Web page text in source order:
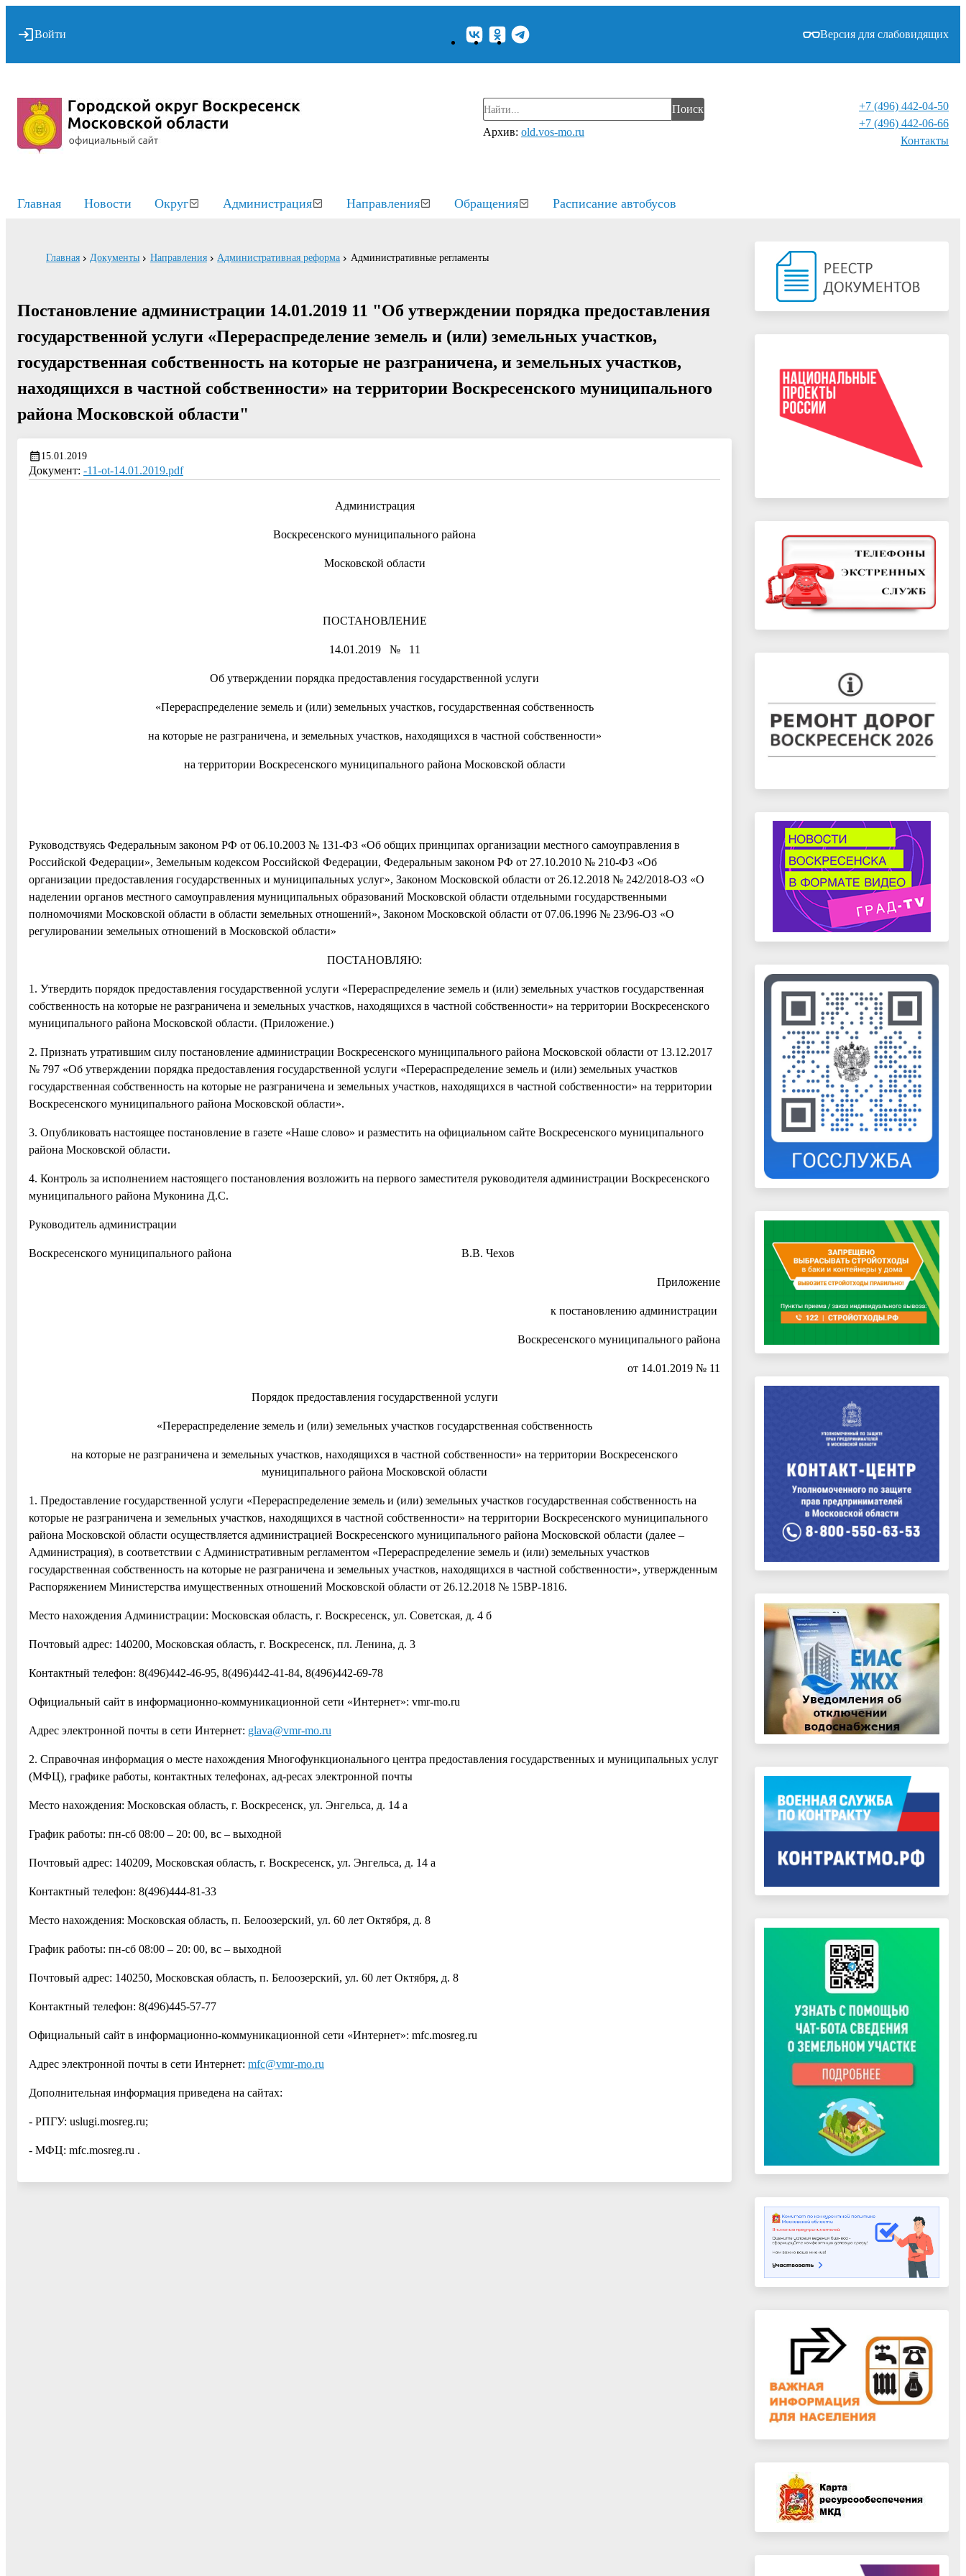
Войти Версия для слабовидящих
Поиск
Архив: old.vos-mo.ru
+7 (496) 442-04-50
+7 (496) 442-06-66
Контакты⁠
Главная Новости Округ Администрация Направления Обращения Расписание автобусов
Главная Документы Направления Административная реформа Административные регламенты
Постановление администрации 14.01.2019 11 "Об утверждении порядка предоставления
государственной услуги «Перераспределение земель и (или) земельных участков,
государственная собственность на которые не разграничена, и земельных участков,
находящихся в частной собственности» на территории Воскресенского муниципального
района Московской области"
15.01.2019
Документ: -11-ot-14.01.2019.pdf
Администрация
Воскресенского муниципального района
Московской области
ПОСТАНОВЛЕНИЕ
14.01.2019 № 11
Об утверждении порядка предоставления государственной услуги
«Перераспределение земель и (или) земельных участков, государственная собственность
на которые не разграничена, и земельных участков, находящихся в частной собственности»
на территории Воскресенского муниципального района Московской области
Руководствуясь Федеральным законом РФ от 06.10.2003 № 131-ФЗ «Об общих принципах организации местного самоуправления в
Российской Федерации», Земельным кодексом Российской Федерации, Федеральным законом РФ от 27.10.2010 № 210-ФЗ «Об
организации предоставления государственных и муниципальных услуг», Законом Московской области от 26.12.2018 № 242/2018-ОЗ «О
наделении органов местного самоуправления муниципальных образований Московской области отдельными государственными
полномочиями Московской области в области земельных отношений», Законом Московской области от 07.06.1996 № 23/96-ОЗ «О
регулировании земельных отношений в Московской области»
ПОСТАНОВЛЯЮ:
1. Утвердить порядок предоставления государственной услуги «Перераспределение земель и (или) земельных участков государственная
собственность на которые не разграничена и земельных участков, находящихся в частной собственности» на территории Воскресенского
муниципального района Московской области. (Приложение.)
2. Признать утратившим силу постановление администрации Воскресенского муниципального района Московской области от 13.12.2017
№ 797 «Об утверждении порядка предоставления государственной услуги «Перераспределение земель и (или) земельных участков
государственная собственность на которые не разграничена и земельных участков, находящихся в частной собственности» на территории
Воскресенского муниципального района Московской области».
3. Опубликовать настоящее постановление в газете «Наше слово» и разместить на официальном сайте Воскресенского муниципального
района Московской области.
4. Контроль за исполнением настоящего постановления возложить на первого заместителя руководителя администрации Воскресенского
муниципального района Муконина Д.С.
Руководитель администрации
Воскресенского муниципального района В.В. Чехов
Приложение
к постановлению администрации
Воскресенского муниципального района
от 14.01.2019 № 11
Порядок предоставления государственной услуги
«Перераспределение земель и (или) земельных участков государственная собственность
на которые не разграничена и земельных участков, находящихся в частной собственности» на территории Воскресенского
муниципального района Московской области
1. Предоставление государственной услуги «Перераспределение земель и (или) земельных участков государственная собственность на
которые не разграничена и земельных участков, находящихся в частной собственности» на территории Воскресенского муниципального
района Московской области осуществляется администрацией Воскресенского муниципального района Московской области (далее –
Администрация), в соответствии с Административным регламентом «Перераспределение земель и (или) земельных участков
государственная собственность на которые не разграничена и земельных участков, находящихся в частной собственности», утвержденным
Распоряжением Министерства имущественных отношений Московской области от 26.12.2018 № 15ВР-1816.
Место нахождения Администрации: Московская область, г. Воскресенск, ул. Советская, д. 4 б
Почтовый адрес: 140200, Московская область, г. Воскресенск, пл. Ленина, д. 3
Контактный телефон: 8(496)442-46-95, 8(496)442-41-84, 8(496)442-69-78
Официальный сайт в информационно-коммуникационной сети «Интернет»: vmr-mo.ru
Адрес электронной почты в сети Интернет: glava@vmr-mo.ru
2. Справочная информация о месте нахождения Многофункционального центра предоставления государственных и муниципальных услуг
(МФЦ), графике работы, контактных телефонах, ад-ресах электронной почты
Место нахождения: Московская область, г. Воскресенск, ул. Энгельса, д. 14 а
График работы: пн-сб 08:00 – 20: 00, вс – выходной
Почтовый адрес: 140209, Московская область, г. Воскресенск, ул. Энгельса, д. 14 а
Контактный телефон: 8(496)444-81-33
Место нахождения: Московская область, п. Белоозерский, ул. 60 лет Октября, д. 8
График работы: пн-сб 08:00 – 20: 00, вс – выходной
Почтовый адрес: 140250, Московская область, п. Белоозерский, ул. 60 лет Октября, д. 8
Контактный телефон: 8(496)445-57-77
Официальный сайт в информационно-коммуникационной сети «Интернет»: mfc.mosreg.ru
Адрес электронной почты в сети Интернет: mfc@vmr-mo.ru
Дополнительная информация приведена на сайтах:
- РПГУ: uslugi.mosreg.ru;
- МФЦ: mfc.mosreg.ru .